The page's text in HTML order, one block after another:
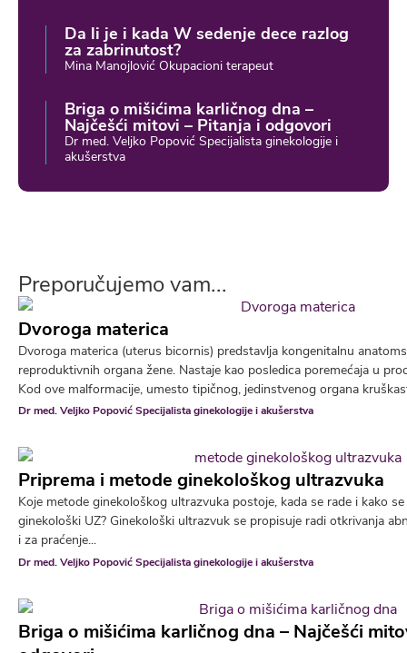
Da li je i kada W sedenje dece razlog
za zabrinutost?
Mina Manojlović Okupacioni terapeut
Briga o mišićima karličnog dna –
Najčešći mitovi – Pitanja i odgovori
Dr med. Veljko Popović Specijalista ginekologije i
akušerstva
Preporučujemo vam...
Dvoroga materica
Dvoroga materica (uterus bicornis) predstavlja kongenitalnu
reproduktivnih organa žene. Nastaje kao posledica poremećaja u
Kod ove malformacije, umesto tipičnog, jedinstvenog organa
Dr med. Veljko Popović Specijalista ginekologije i akušerstva
Priprema i metode ginekološkog ultrazvuka
Koje metode ginekološkog ultrazvuka postoje, kada se rade i kako
ginekološki UZ? Ginekološki ultrazvuk se propisuje radi otkrivanja
i za praćenje...
Dr med. Veljko Popović Specijalista ginekologije i akušerstva
Briga o mišićima karličnog dna – Najčešći